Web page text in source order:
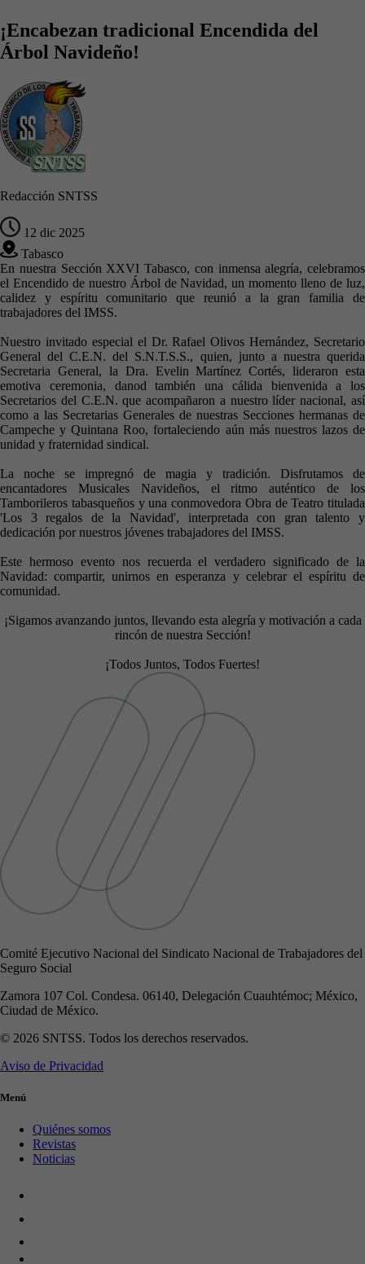
¡Encabezan tradicional Encendida del
Árbol Navideño!
Redacción SNTSS
12 dic 2025
Tabasco
En nuestra Sección XXVI Tabasco, con inmensa alegría, celebramos
el Encendido de nuestro Árbol de Navidad, un momento lleno de luz,
calidez y espíritu comunitario que reunió a la gran familia de
trabajadores del IMSS.
Nuestro invitado especial el Dr. Rafael Olivos Hernández, Secretario
General del C.E.N. del S.N.T.S.S., quien, junto a nuestra querida
Secretaria General, la Dra. Evelin Martínez Cortés, lideraron esta
emotiva ceremonia, danod también una cálida bienvenida a los
Secretarios del C.E.N. que acompañaron a nuestro líder nacional, así
como a las Secretarias Generales de nuestras Secciones hermanas de
Campeche y Quintana Roo, fortaleciendo aún más nuestros lazos de
unidad y fraternidad sindical.
La noche se impregnó de magia y tradición. Disfrutamos de
encantadores Musicales Navideños, el ritmo auténtico de los
Tamborileros tabasqueños y una conmovedora Obra de Teatro titulada
'Los 3 regalos de la Navidad', interpretada con gran talento y
dedicación por nuestros jóvenes trabajadores del IMSS.
Este hermoso evento nos recuerda el verdadero significado de la
Navidad: compartir, unirnos en esperanza y celebrar el espíritu de
comunidad.
¡Sigamos avanzando juntos, llevando esta alegría y motivación a cada
rincón de nuestra Sección!
¡Todos Juntos, Todos Fuertes!
Comité Ejecutivo Nacional del Sindicato Nacional de Trabajadores del
Seguro Social
Zamora 107 Col. Condesa. 06140, Delegación Cuauhtémoc; México,
Ciudad de México.
© 2026 SNTSS. Todos los derechos reservados.
Aviso de Privacidad
Menú
Quiénes somos
Revistas
Noticias